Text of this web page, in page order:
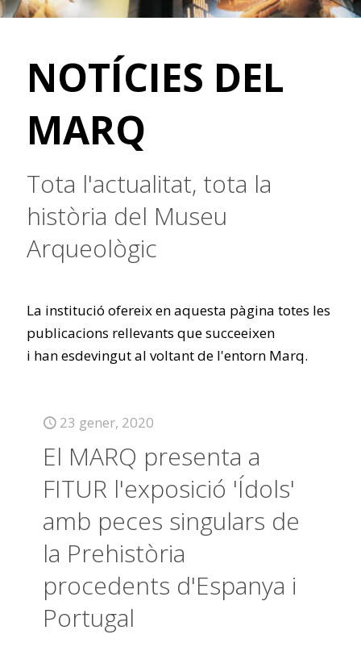
NOTÍCIES DEL
MARQ
Tota l'actualitat, tota la
història del Museu
Arqueològic
La institució ofereix en aquesta pàgina totes les
publicacions rellevants que succeeixen
i han esdevingut al voltant de l'entorn Marq.
23 gener, 2020
El MARQ presenta a
FITUR l'exposició 'Ídols'
amb peces singulars de
la Prehistòria
procedents d'Espanya i
Portugal